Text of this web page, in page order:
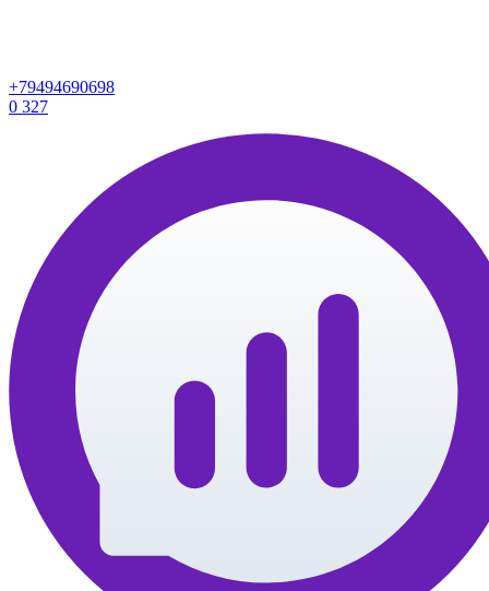
+79494690698
0 327